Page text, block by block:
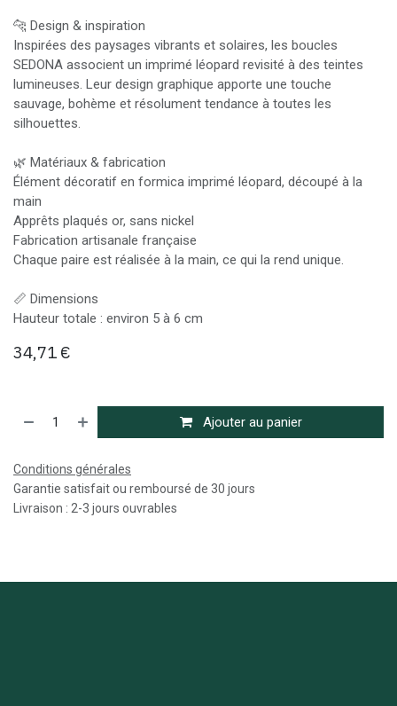
🐆 Design & inspiration
Inspirées des paysages vibrants et solaires, les boucles
SEDONA associent un imprimé léopard revisité à des teintes
lumineuses. Leur design graphique apporte une touche
sauvage, bohème et résolument tendance à toutes les
silhouettes.
🌿 Matériaux & fabrication
Élément décoratif en formica imprimé léopard, découpé à la
main
Apprêts plaqués or, sans nickel
Fabrication artisanale française
Chaque paire est réalisée à la main, ce qui la rend unique.
📏 Dimensions
Hauteur totale : environ 5 à 6 cm
34,71 €
Ajouter au panier
Conditions générales
Garantie satisfait ou remboursé de 30 jours
Livraison : 2-3 jours ouvrables